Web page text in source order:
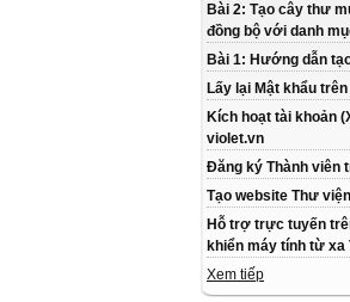
Bài 2: Tạo cây thư
đồng bộ với danh
Bài 1: Hướng dẫn
Lấy lại Mật khẩu
Kích hoạt tài khoản
violet.vn
Đăng ký Thành viên
Tạo website Thư
Hỗ trợ trực tuyến
khiển máy tính từ xa
Xem tiếp